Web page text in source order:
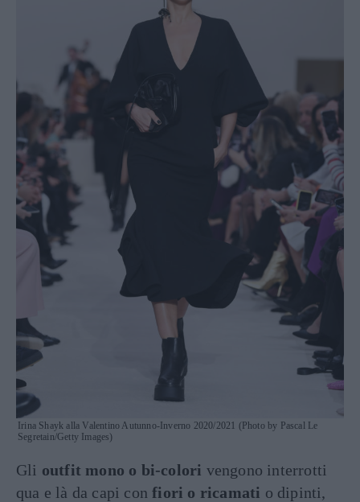
Irina Shayk alla Valentino Autunno-Inverno 2020/2021 (Photo by Pascal Le
Segretain/Getty Images)
Gli outfit mono o bi-colori vengono interrotti
qua e là da capi confiori o ricamati o dipinti,